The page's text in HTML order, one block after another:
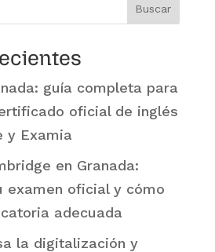
Buscar
guía completa para
oficial de inglés
y Examia
en Granada:
examen oficial y cómo
adecuada
la digitalización y